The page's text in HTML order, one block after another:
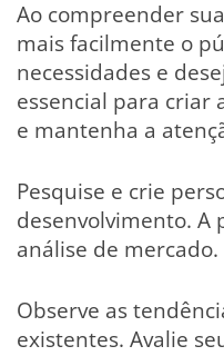
Ao compreender
mais facilmente o
necessidades e
essencial para criar
e mantenha a
Pesquise e crie
desenvolvimento. A
análise de mercado.
Observe as
existentes. Avalie